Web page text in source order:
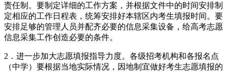
责任制。要制定详细的工作方案，并根据文件中的时间安排制
定相应的工作日程表，统筹安排好本辖区内考生填报时间。要
安排足够的管理人员并配齐必要的信息采集设备，给高考志愿
信息采集工作创造必要的条件。
2．进一步加大志愿填报指导力度。各级招考机构和各报名点
（中学）要根据当地实际情况，因地制宜做好考生志愿填报的